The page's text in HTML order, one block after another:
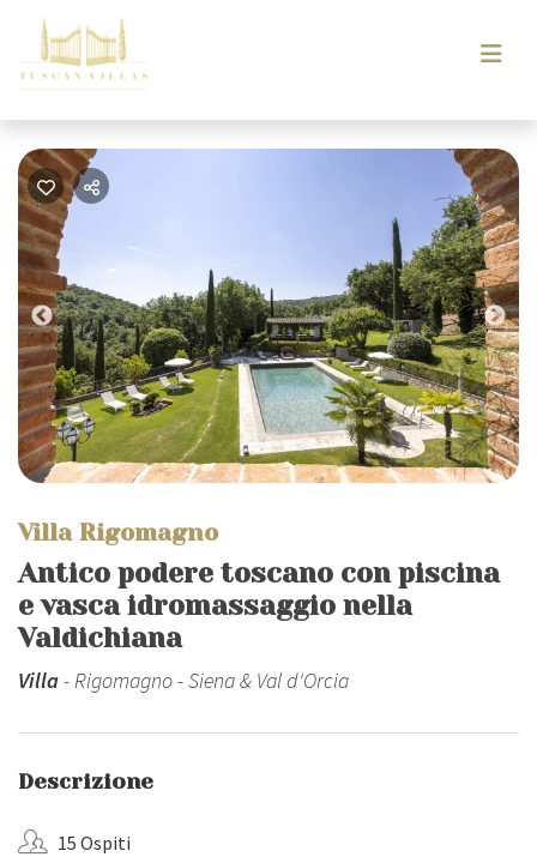
Previous
Villa Rigomagno
Antico podere toscano con piscina
e vasca idromassaggio nella
Valdichiana
Villa- Rigomagno - Siena & Val d'Orcia
Descrizione
15 Ospiti